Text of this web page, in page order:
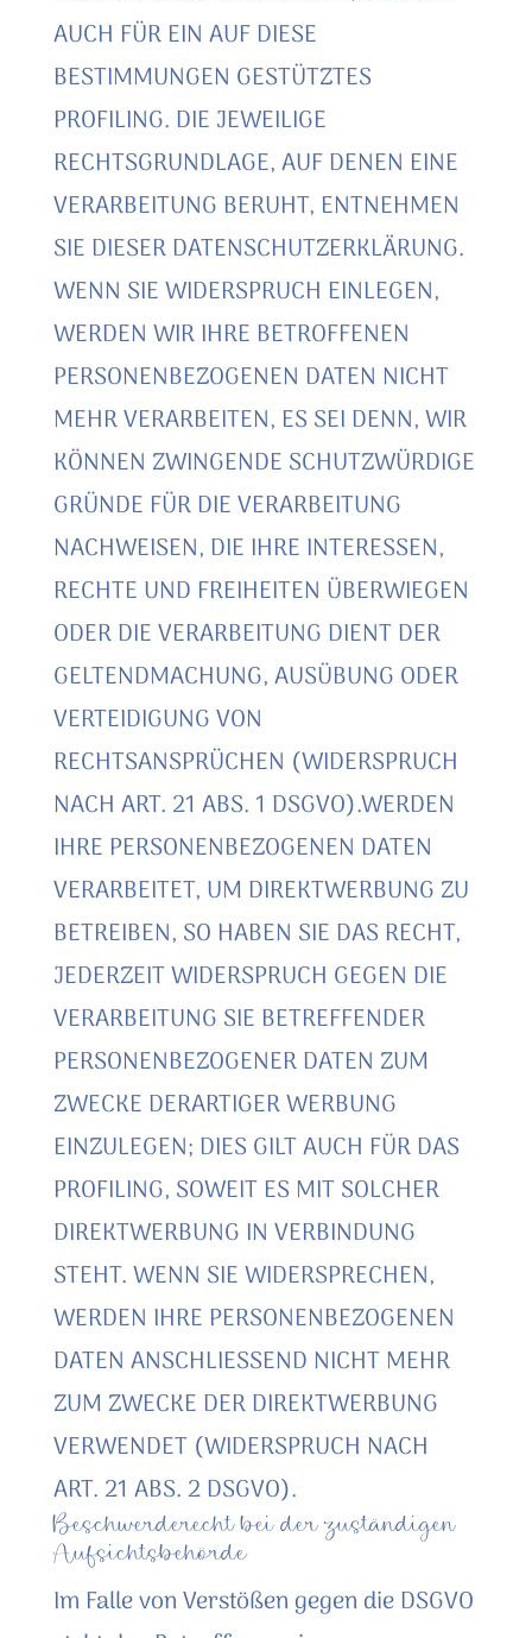
AUCH FÜR EIN AUF DIESE
BESTIMMUNGEN GESTÜTZTES
PROFILING. DIE JEWEILIGE
RECHTSGRUNDLAGE, AUF DENEN EINE
VERARBEITUNG BERUHT, ENTNEHMEN
SIE DIESER DATENSCHUTZERKLÄRUNG.
WENN SIE WIDERSPRUCH EINLEGEN,
WERDEN WIR IHRE BETROFFENEN
PERSONENBEZOGENEN DATEN NICHT
MEHR VERARBEITEN, ES SEI DENN, WIR
KÖNNEN ZWINGENDE SCHUTZWÜRDIGE
GRÜNDE FÜR DIE VERARBEITUNG
NACHWEISEN, DIE IHRE INTERESSEN,
RECHTE UND FREIHEITEN ÜBERWIEGEN
ODER DIE VERARBEITUNG DIENT DER
GELTENDMACHUNG, AUSÜBUNG ODER
VERTEIDIGUNG VON
RECHTSANSPRÜCHEN (WIDERSPRUCH
NACH ART. 21 ABS. 1 DSGVO).WERDEN
IHRE PERSONENBEZOGENEN DATEN
VERARBEITET, UM DIREKTWERBUNG ZU
BETREIBEN, SO HABEN SIE DAS RECHT,
JEDERZEIT WIDERSPRUCH GEGEN DIE
VERARBEITUNG SIE BETREFFENDER
PERSONENBEZOGENER DATEN ZUM
ZWECKE DERARTIGER WERBUNG
EINZULEGEN; DIES GILT AUCH FÜR DAS
PROFILING, SOWEIT ES MIT SOLCHER
DIREKTWERBUNG IN VERBINDUNG
STEHT. WENN SIE WIDERSPRECHEN,
WERDEN IHRE PERSONENBEZOGENEN
DATEN ANSCHLIESSEND NICHT MEHR
ZUM ZWECKE DER DIREKTWERBUNG
VERWENDET (WIDERSPRUCH NACH
ART. 21 ABS. 2 DSGVO).
Beschwerde­recht bei der zuständigen
Aufsichts­behörde
Im Falle von Verstößen gegen die DSGVO